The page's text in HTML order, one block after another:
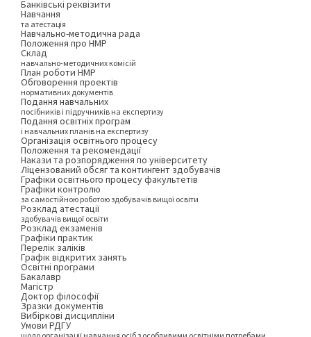
Банківські реквізити
Навчання
та атестація
Навчально-методична рада
Положення про НМР
Склад
навчально-методичних комісій
План роботи НМР
Обговорення проектів
нормативних документів
Подання навчальних
посібників і підручників на експертизу
Подання освітніх програм
і навчальних планів на експертизу
Організація освітнього процесу
Положення та рекомендації
Накази та розпорядження по університету
Ліцензований обсяг та контингент здобувачів
Графіки освітнього процесу факультетів
Графіки контролю
за самостійною роботою здобувачів вищої освіти
Розклад атестації
здобувачів вищої освіти
Розклад екзаменів
Графіки практик
Перелік заліків
Графік відкритих занять
Освітні програми
Бакалавр
Магістр
Доктор філософії
Зразки документів
Вибіркові дисципліни
Умови РДГУ